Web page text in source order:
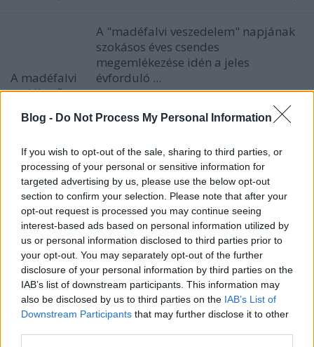
Blog - Do Not Process My Personal Information
If you wish to opt-out of the sale, sharing to third parties, or
processing of your personal or sensitive information for
targeted advertising by us, please use the below opt-out
section to confirm your selection. Please note that after your
opt-out request is processed you may continue seeing
interest-based ads based on personal information utilized by
us or personal information disclosed to third parties prior to
your opt-out. You may separately opt-out of the further
disclosure of your personal information by third parties on the
IAB’s list of downstream participants. This information may
also be disclosed by us to third parties on the IAB’s List of
Downstream Participants that may further disclose it to other
A madéfalvi
emlékmű
A "madéfalvi veszedelem" napjának
szokásos éves csendes
megemlékezése idén a jeles
évforduló ...
Kritika: Total War Rome II
hami•2013. december 13.
A poszt tárgyát képező játék valószínűleg az idei év
egyik fő csalódása, a stratégiai játékokat kedvelők
körében pedig a fő csalódás ...
Kritika: Europa Universalis IV